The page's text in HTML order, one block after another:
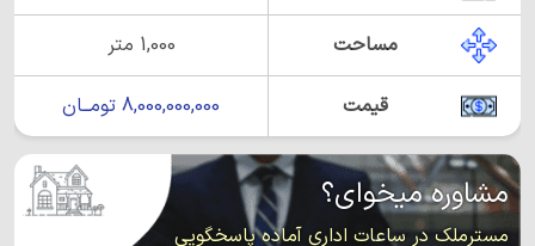
مساحت 1,000 متر
قیمت 8,000,000,000 تومــان
مشاوره میخوای؟
مسترملک در ساعات اداری آماده پاسخگویی